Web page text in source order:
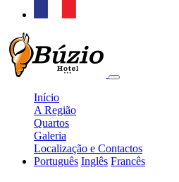
Início
A Região
Quartos
Galeria
Localização e Contactos
Português Inglês Francês